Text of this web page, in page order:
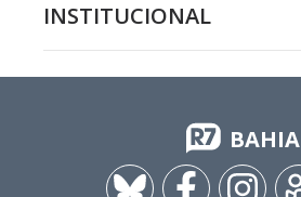
INSTITUCIONAL
BAHIA